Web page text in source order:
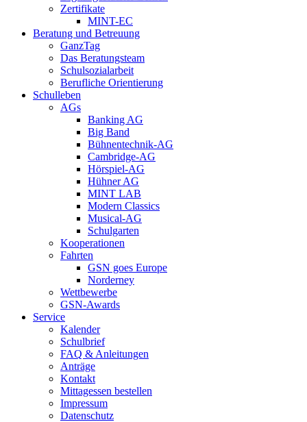
Zertifikate
MINT-EC
Beratung und Betreuung
GanzTag
Das Beratungsteam
Schulsozialarbeit
Berufliche Orientierung
Schulleben
AGs
Banking AG
Big Band
Bühnentechnik-AG
Cambridge-AG
Hörspiel-AG
Hühner AG
MINT LAB
Modern Classics
Musical-AG
Schulgarten
Kooperationen
Fahrten
GSN goes Europe
Norderney
Wettbewerbe
GSN-Awards
Service
Kalender
Schulbrief
FAQ & Anleitungen
Anträge
Kontakt
Mittagessen bestellen
Impressum
Datenschutz